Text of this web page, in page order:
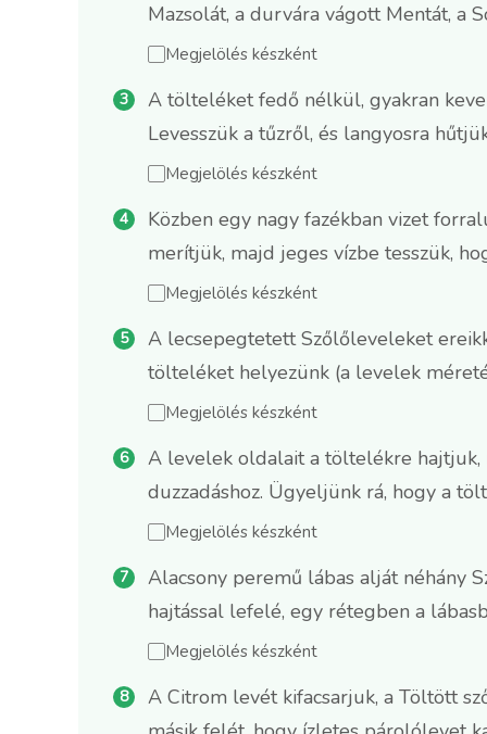
Mazsolát, a durvára vágott Mentát, a
Megjelölés készként
A tölteléket fedő nélkül, gyakran
Levesszük a tűzről, és langyosra
Megjelölés készként
Közben egy nagy fazékban vizet
merítjük, majd jeges vízbe tesszük,
Megjelölés készként
A lecsepegtetett Szőlőleveleket
tölteléket helyezünk (a levelek
Megjelölés készként
A levelek oldalait a töltelékre hajtjuk,
duzzadáshoz. Ügyeljünk rá, hogy a
Megjelölés készként
Alacsony peremű lábas alját néhány
hajtással lefelé, egy rétegben a
Megjelölés készként
A Citrom levét kifacsarjuk, a Töltött